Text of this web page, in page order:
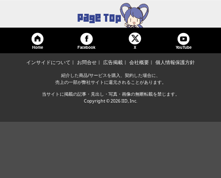
Home Facebook X YouTube
インサイドについて お問合せ 広告掲載 会社概要 個人情報保護方針
紹介した商品/サービスを購入、契約した場合に、
売上の一部が弊社サイトに還元されることがあります。
当サイトに掲載の記事・見出し・写真・画像の無断転載を禁じます。
Copyright © 2026 IID, Inc.